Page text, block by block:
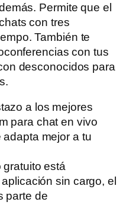
Permite que el
con tres
También te
con tus
desconocidos para
a los mejores
para chat en vivo
mejor a tu
gratuito está
sin cargo, el
parte de